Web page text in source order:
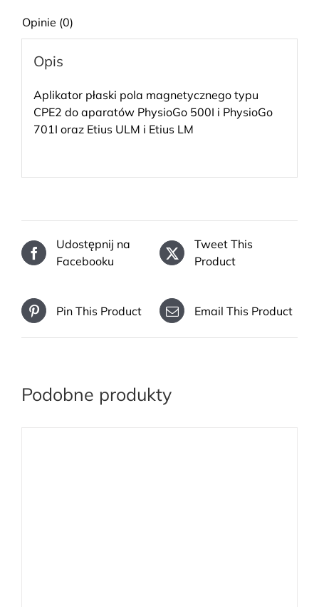
Opinie (0)
Opis
Aplikator płaski pola magnetycznego typu
CPE2 do aparatów PhysioGo 500I i PhysioGo
701I oraz Etius ULM i Etius LM
Udostępnij na
Facebooku
Tweet This
Product
Pin This Product Email This Product
Podobne produkty